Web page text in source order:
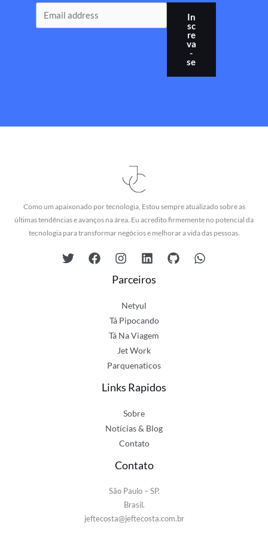
In
sc
re
va
-
se
Como um apaixonado por tecnologia, Estou sempre atualizado sobre as
últimas tendências e avanços na área. Eu acredito firmemente no potencial da
tecnologia para transformar negócios e melhorar a vida das pessoas.
Parceiros
Netyul
Tá Pipocando
Tá Na Viagem
Jet Work
Parquenaticos
Links Rapidos
Sobre
Notícias & Blog
Contato
Contato
São Paulo – SP.
Brasil.
jeftecosta@jeftecosta.com.br